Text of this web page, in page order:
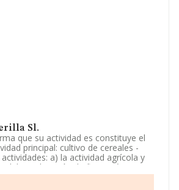
Sl.
que su actividad es constituye el
principal: cultivo de cereales -
a) la actividad agrícola y
la explotación de fincas rústicas,
ganaderas, ya sean en